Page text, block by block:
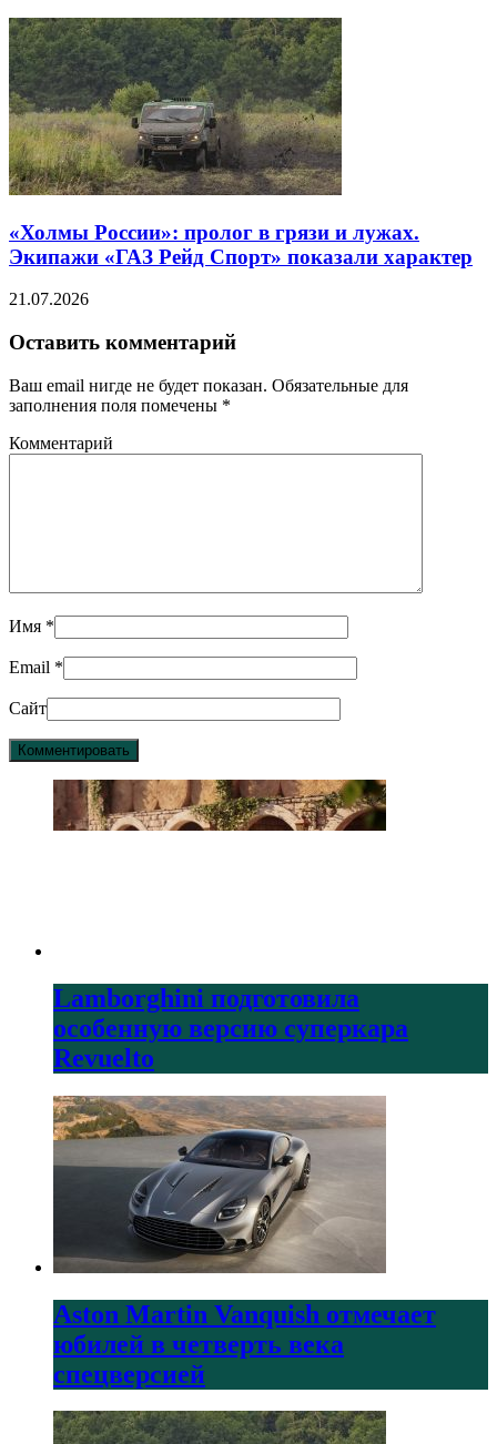
«Холмы России»: пролог в грязи и лужах.
Экипажи «ГАЗ Рейд Спорт» показали характер
21.07.2026
Оставить комментарий
Ваш email нигде не будет показан. Обязательные для
заполнения поля помечены *
Комментарий
Имя *
Email *
Сайт
Lamborghini подготовила
особенную версию суперкара
Revuelto
Aston Martin Vanquish отмечает
юбилей в четверть века
спецверсией